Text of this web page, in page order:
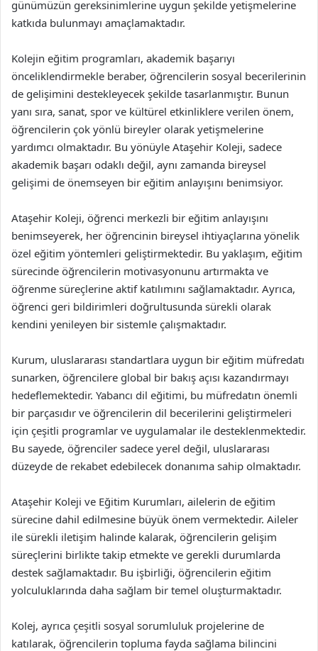
günümüzün gereksinimlerine uygun şekilde yetişmelerine
katkıda bulunmayı amaçlamaktadır.
Kolejin eğitim programları, akademik başarıyı
önceliklendirmekle beraber, öğrencilerin sosyal becerilerinin
de gelişimini destekleyecek şekilde tasarlanmıştır. Bunun
yanı sıra, sanat, spor ve kültürel etkinliklere verilen önem,
öğrencilerin çok yönlü bireyler olarak yetişmelerine
yardımcı olmaktadır. Bu yönüyle Ataşehir Koleji, sadece
akademik başarı odaklı değil, aynı zamanda bireysel
gelişimi de önemseyen bir eğitim anlayışını benimsiyor.
Ataşehir Koleji, öğrenci merkezli bir eğitim anlayışını
benimseyerek, her öğrencinin bireysel ihtiyaçlarına yönelik
özel eğitim yöntemleri geliştirmektedir. Bu yaklaşım, eğitim
sürecinde öğrencilerin motivasyonunu artırmakta ve
öğrenme süreçlerine aktif katılımını sağlamaktadır. Ayrıca,
öğrenci geri bildirimleri doğrultusunda sürekli olarak
kendini yenileyen bir sistemle çalışmaktadır.
Kurum, uluslararası standartlara uygun bir eğitim müfredatı
sunarken, öğrencilere global bir bakış açısı kazandırmayı
hedeflemektedir. Yabancı dil eğitimi, bu müfredatın önemli
bir parçasıdır ve öğrencilerin dil becerilerini geliştirmeleri
için çeşitli programlar ve uygulamalar ile desteklenmektedir.
Bu sayede, öğrenciler sadece yerel değil, uluslararası
düzeyde de rekabet edebilecek donanıma sahip olmaktadır.
Ataşehir Koleji ve Eğitim Kurumları, ailelerin de eğitim
sürecine dahil edilmesine büyük önem vermektedir. Aileler
ile sürekli iletişim halinde kalarak, öğrencilerin gelişim
süreçlerini birlikte takip etmekte ve gerekli durumlarda
destek sağlamaktadır. Bu işbirliği, öğrencilerin eğitim
yolculuklarında daha sağlam bir temel oluşturmaktadır.
Kolej, ayrıca çeşitli sosyal sorumluluk projelerine de
katılarak, öğrencilerin topluma fayda sağlama bilincini